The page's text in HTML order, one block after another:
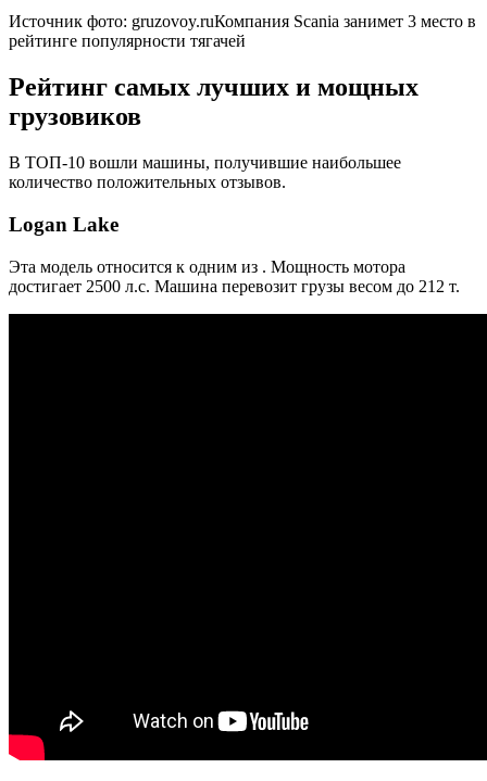
Источник фото: gruzovoy.ruКомпания Scania занимет 3 место в
рейтинге популярности тягачей
Рейтинг самых лучших и мощных
грузовиков
В ТОП-10 вошли машины, получившие наибольшее
количество положительных отзывов.
Logan Lake
Эта модель относится к одним из . Мощность мотора
достигает 2500 л.с. Машина перевозит грузы весом до 212 т.